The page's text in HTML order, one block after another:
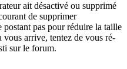
ait désactivé ou supprimé
de supprimer
postant pas pour réduire la taille
vous arrive, tentez de vous ré-
sur le forum.